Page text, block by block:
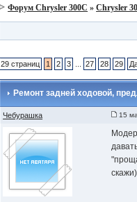
Форум Chrysler 300C »Chrysler
29 страниц 1 2 3 27 28 29
Ремонт задней ходовой,
Чебурашка 15